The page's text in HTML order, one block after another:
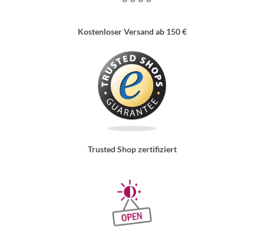
Kostenloser Versand ab 150 €
Trusted Shop zertifiziert